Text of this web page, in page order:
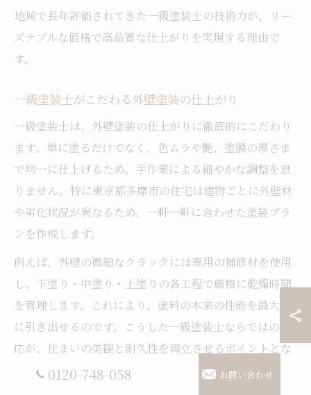
地域で長年評価されてきた一級塗装士の技術力が、リー
ズナブルな価格で高品質な仕上がりを実現する理由で
す。
一級塗装士がこだわる外壁塗装の仕上がり
一級塗装士は、外壁塗装の仕上がりに徹底的にこだわり
ます。単に塗るだけでなく、色ムラや艶、塗膜の厚さま
で均一に仕上げるため、手作業による細やかな調整を怠
りません。特に東京都多摩市の住宅は建物ごとに外壁材
や劣化状況が異なるため、一軒一軒に合わせた塗装プラ
ンを作成します。
例えば、外壁の微細なクラックには専用の補修材を使用
し、下塗り・中塗り・上塗りの各工程で厳格に乾燥時間
を管理します。これにより、塗料の本来の性能を最大限
に引き出せるのです。こうした一級塗装士ならではの対
応が、住まいの美観と耐久性を両立させるポイントとな
ります。0120-748-058 お問い合わせ